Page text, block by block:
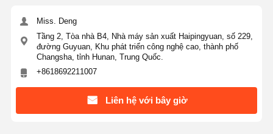
Miss. Deng
Tầng 2, Tòa nhà B4, Nhà máy sản xuất Haipingyuan, số 229,
đường Guyuan, Khu phát triển công nghệ cao, thành phố
Changsha, tỉnh Hunan, Trung Quốc.
+8618692211007
Liên hệ với bây giờ